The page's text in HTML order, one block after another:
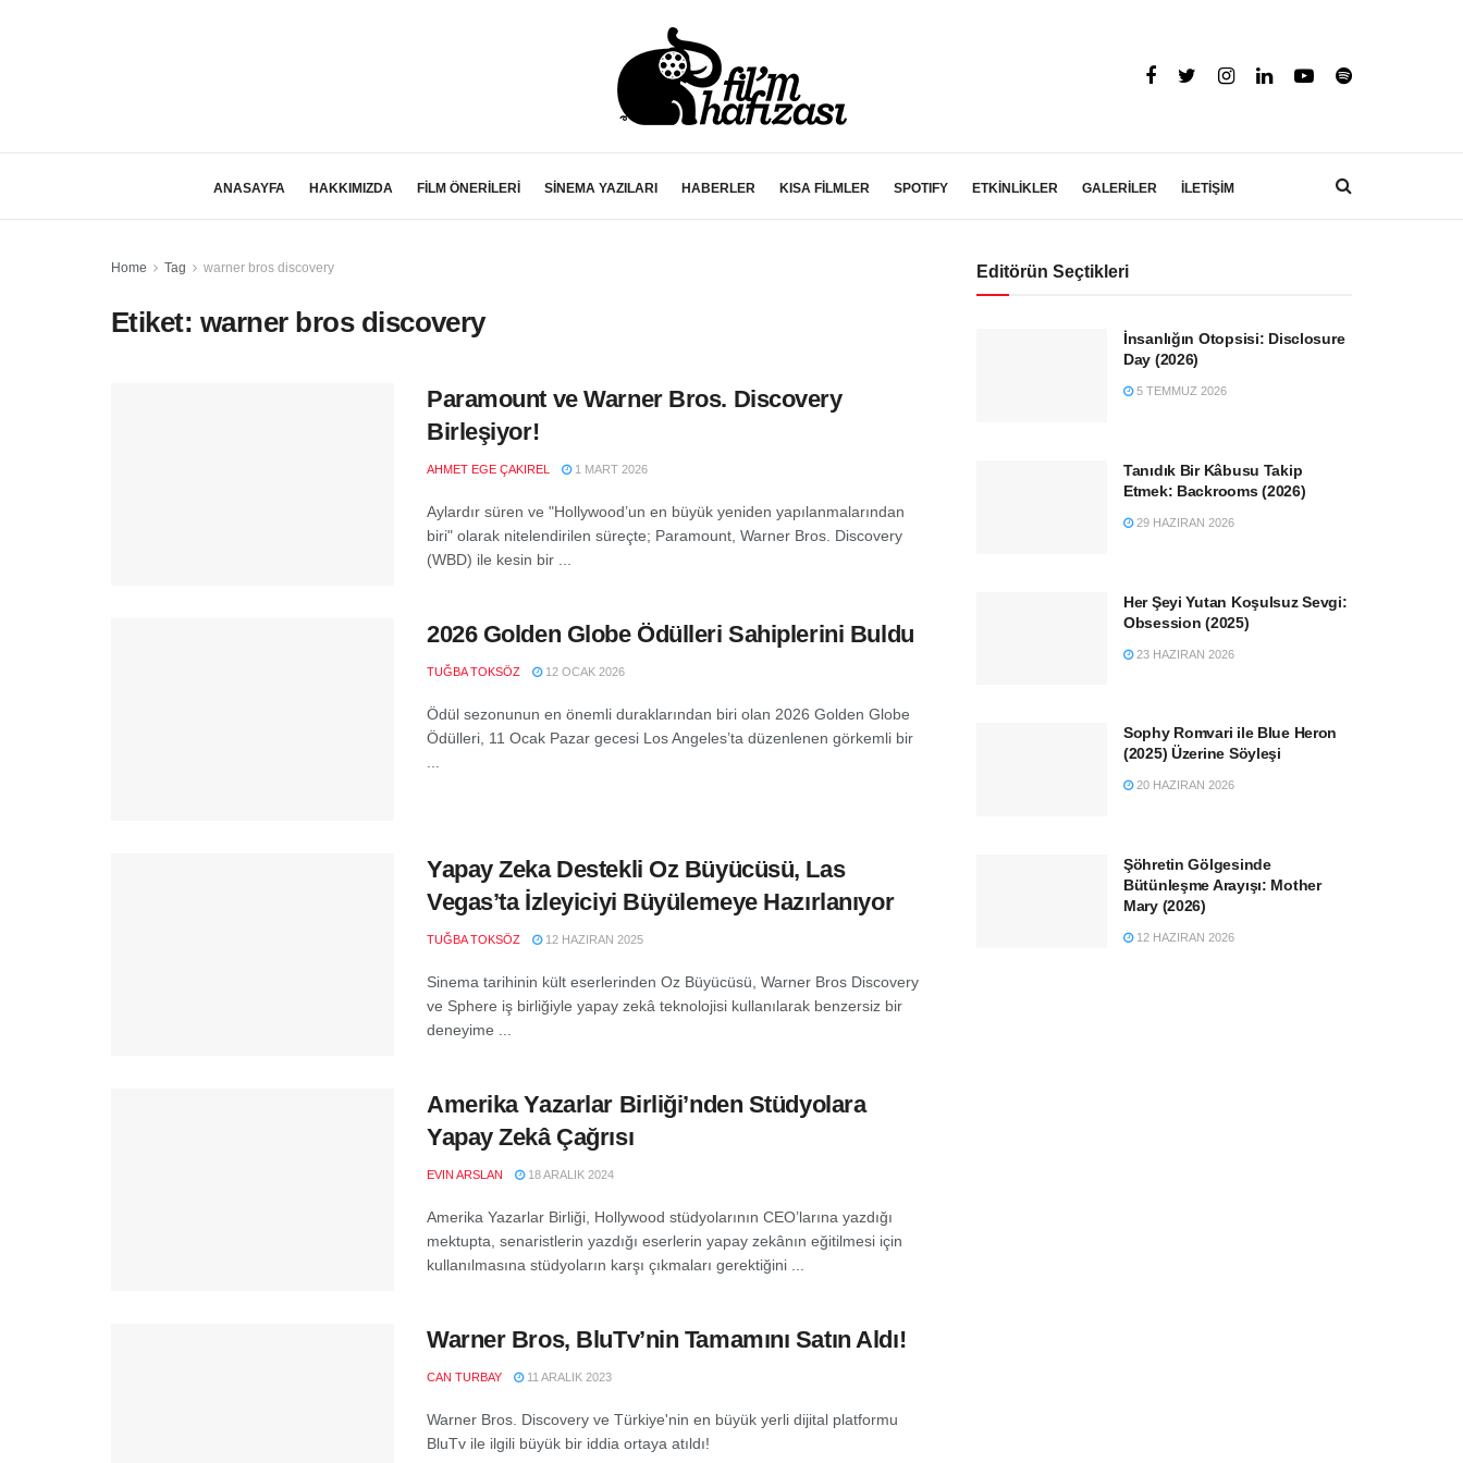
ANASAYFA HAKKIMIZDA FİLM ÖNERİLERİ SİNEMA YAZILARI HABERLER KISA FİLMLER SPOTIFY ETKİNLİKLER GALERİLER İLETİŞİM
Home Tag warner bros discovery
Etiket: warner bros discovery
Paramount ve Warner Bros. Discovery
Birleşiyor!
AHMET EGE ÇAKIREL 1 MART 2026
Aylardır süren ve "Hollywood’un en büyük yeniden yapılanmalarından
biri" olarak nitelendirilen süreçte; Paramount, Warner Bros. Discovery
(WBD) ile kesin bir ...
2026 Golden Globe Ödülleri Sahiplerini Buldu
TUĞBA TOKSÖZ 12 OCAK 2026
Ödül sezonunun en önemli duraklarından biri olan 2026 Golden Globe
Ödülleri, 11 Ocak Pazar gecesi Los Angeles’ta düzenlenen görkemli bir
Yapay Zeka Destekli Oz Büyücüsü, Las
Vegas’ta İzleyiciyi Büyülemeye Hazırlanıyor
TUĞBA TOKSÖZ 12 HAZIRAN 2025
Sinema tarihinin kült eserlerinden Oz Büyücüsü, Warner Bros Discovery
ve Sphere iş birliğiyle yapay zekâ teknolojisi kullanılarak benzersiz bir
deneyime ...
Amerika Yazarlar Birliği’nden Stüdyolara
Yapay Zekâ Çağrısı
EVIN ARSLAN 18 ARALIK 2024
Amerika Yazarlar Birliği, Hollywood stüdyolarının CEO’larına yazdığı
mektupta, senaristlerin yazdığı eserlerin yapay zekânın eğitilmesi için
kullanılmasına stüdyoların karşı çıkmaları gerektiğini ...
Warner Bros, BluTv’nin Tamamını Satın Aldı!
CAN TURBAY 11 ARALIK 2023
Warner Bros. Discovery ve Türkiye'nin en büyük yerli dijital platformu
BluTv ile ilgili büyük bir iddia ortaya atıldı!
Editörün Seçtikleri
İnsanlığın Otopsisi: Disclosure
Day (2026)
5 TEMMUZ 2026
Tanıdık Bir Kâbusu Takip
Etmek: Backrooms (2026)
29 HAZIRAN 2026
Her Şeyi Yutan Koşulsuz Sevgi:
Obsession (2025)
23 HAZIRAN 2026
Sophy Romvari ile Blue Heron
(2025) Üzerine Söyleşi
20 HAZIRAN 2026
Şöhretin Gölgesinde
Bütünleşme Arayışı: Mother
Mary (2026)
12 HAZIRAN 2026